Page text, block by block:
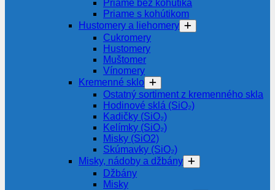
Priame bez kohútika
Priame s kohútikom
Hustomery a liehomery
Cukromery
Hustomery
Muštomer
Vínomery
Kremenné sklo
Ostatný sortiment z kremenného skla
Hodinové sklá (SiO₂)
Kadičky (SiO₂)
Kelímky (SiO₂)
Misky (SiO2)
Skúmavky (SiO₂)
Misky, nádoby a džbány
Džbány
Misky